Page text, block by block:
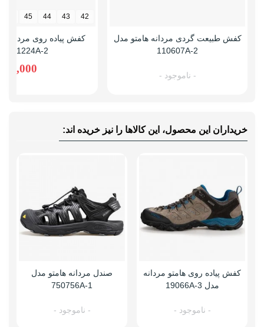
کفش طبیعت گردی مردانه هامتو مدل
110607A-2
- ناموجود -
42
43
44
45
کفش پیاده روی مردانه
171224A-2
خریداران این محصول، این کالاها را نیز خریده اند:
کفش پیاده روی هامتو مردانه
مدل 19066A-3
- ناموجود -
صندل مردانه هامتو مدل
750756A-1
- ناموجود -